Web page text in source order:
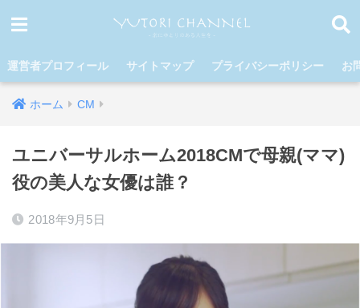
運営者プロフィール サイトマップ プライバシーポリシー お
ホーム CM
ユニバーサルホーム2018CMで母親(ママ)
役の美人な女優は誰？
2018年9月5日